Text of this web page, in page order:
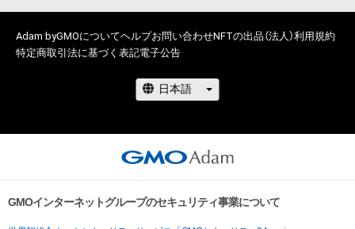
Instagram
www.instagram.com/kom__art.jp/
Adam byGMOについてヘルプお問い合わせNFTの出品（法人）利用規約
特定商取引法に基づく表記電子公告
GMOインターネットグループのセキュリティ事業について